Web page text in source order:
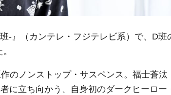
‐』（カンテレ・フジテレビ系）で、D班
のノンストップ・サスペンス。福士蒼汰
に立ち向かう、自身初のダークヒーロー